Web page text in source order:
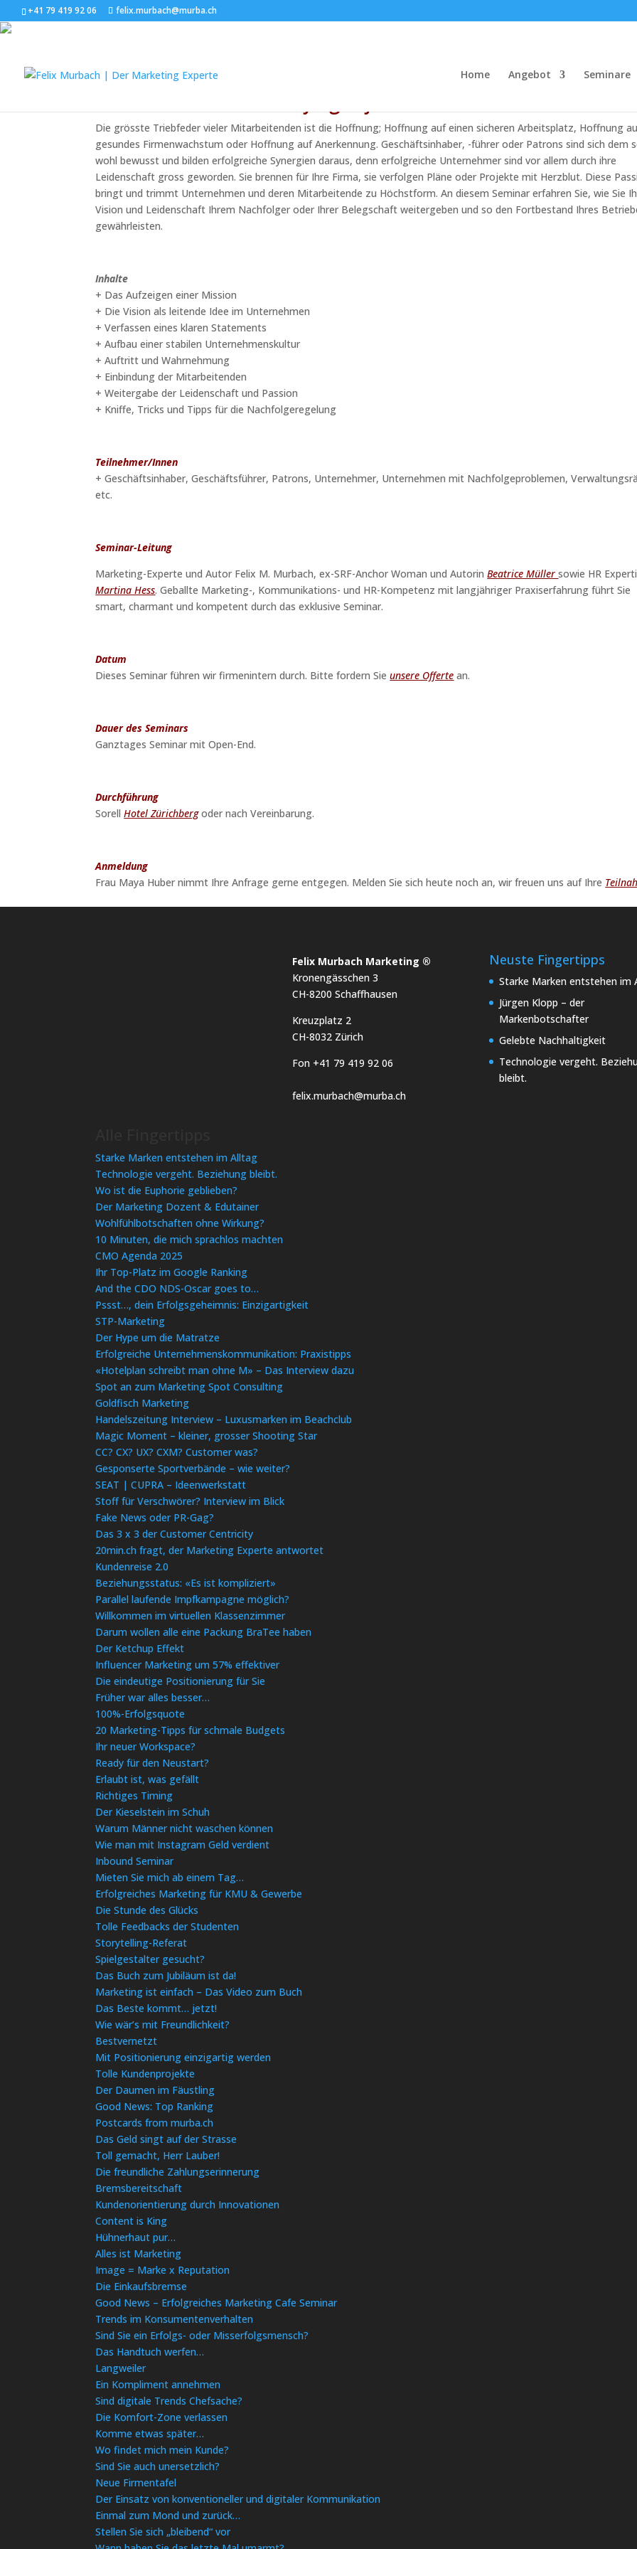
+41 79 419 92 06 felix.murbach@murba.ch
Home Angebot Seminare
Die grösste Triebfeder vieler Mitarbeitenden ist die Hoffnung; Hoffnung auf einen sicheren Arbeitsplatz, Hoffnung
gesundes Firmenwachstum oder Hoffnung auf Anerkennung. Geschäftsinhaber, -führer oder Patrons sind sich dem
wohl bewusst und bilden erfolgreiche Synergien daraus, denn erfolgreiche Unternehmer sind vor allem durch ihre
Leidenschaft gross geworden. Sie brennen für Ihre Firma, sie verfolgen Pläne oder Projekte mit Herzblut. Diese
bringt und trimmt Unternehmen und deren Mitarbeitende zu Höchstform. An diesem Seminar erfahren Sie, wie Sie
Vision und Leidenschaft Ihrem Nachfolger oder Ihrer Belegschaft weitergeben und so den Fortbestand Ihres
gewährleisten.
Inhalte
+ Das Aufzeigen einer Mission
+ Die Vision als leitende Idee im Unternehmen
+ Verfassen eines klaren Statements
+ Aufbau einer stabilen Unternehmenskultur
+ Auftritt und Wahrnehmung
+ Einbindung der Mitarbeitenden
+ Weitergabe der Leidenschaft und Passion
+ Kniffe, Tricks und Tipps für die Nachfolgeregelung
Teilnehmer/Innen
+ Geschäftsinhaber, Geschäftsführer, Patrons, Unternehmer, Unternehmen mit Nachfolgeproblemen,
etc.
Seminar-Leitung
Marketing-Experte und Autor Felix M. Murbach, ex-SRF-Anchor Woman und AutorinBeatrice Müllersowie HR
Martina Hess. Geballte Marketing-, Kommunikations- und HR-Kompetenz mit langjähriger Praxiserfahrung führt Sie
smart, charmant und kompetent durch das exklusive Seminar.
Datum
Dieses Seminar führen wir firmenintern durch. Bitte fordern Sieunsere Offerte an.
Dauer des Seminars
Ganztages Seminar mit Open-End.
Durchführung
SorellHotel Zürichbergoder nach Vereinbarung.
Anmeldung
Frau Maya Huber nimmt Ihre Anfrage gerne entgegen. Melden Sie sich heute noch an, wir freuen uns auf Ihre
Felix Murbach Marketing ®
Kronengässchen 3
CH-8200 Schaffhausen
Kreuzplatz 2
CH-8032 Zürich
Fon +41 79 419 92 06
felix.murbach@murba.ch
Neuste Fingertipps
Starke Marken entstehen im
Jürgen Klopp – der
Markenbotschafter
Gelebte Nachhaltigkeit
Technologie vergeht.
bleibt.
Starke Marken entstehen im Alltag
Technologie vergeht. Beziehung bleibt.
Wo ist die Euphorie geblieben?
Der Marketing Dozent & Edutainer
Wohlfühlbotschaften ohne Wirkung?
10 Minuten, die mich sprachlos machten
CMO Agenda 2025
Ihr Top-Platz im Google Ranking
And the CDO NDS-Oscar goes to…
Pssst…, dein Erfolgsgeheimnis: Einzigartigkeit
STP-Marketing
Der Hype um die Matratze
Erfolgreiche Unternehmenskommunikation: Praxistipps
«Hotelplan schreibt man ohne M» – Das Interview dazu
Spot an zum Marketing Spot Consulting
Goldfisch Marketing
Handelszeitung Interview – Luxusmarken im Beachclub
Magic Moment – kleiner, grosser Shooting Star
CC? CX? UX? CXM? Customer was?
Gesponserte Sportverbände – wie weiter?
SEAT | CUPRA – Ideenwerkstatt
Stoff für Verschwörer? Interview im Blick
Fake News oder PR-Gag?
Das 3 x 3 der Customer Centricity
20min.ch fragt, der Marketing Experte antwortet
Kundenreise 2.0
Beziehungsstatus: «Es ist kompliziert»
Parallel laufende Impfkampagne möglich?
Willkommen im virtuellen Klassenzimmer
Darum wollen alle eine Packung BraTee haben
Der Ketchup Effekt
Influencer Marketing um 57% effektiver
Die eindeutige Positionierung für Sie
Früher war alles besser…
100%-Erfolgsquote
20 Marketing-Tipps für schmale Budgets
Ihr neuer Workspace?
Ready für den Neustart?
Erlaubt ist, was gefällt
Richtiges Timing
Der Kieselstein im Schuh
Warum Männer nicht waschen können
Wie man mit Instagram Geld verdient
Inbound Seminar
Mieten Sie mich ab einem Tag…
Erfolgreiches Marketing für KMU & Gewerbe
Die Stunde des Glücks
Tolle Feedbacks der Studenten
Storytelling-Referat
Spielgestalter gesucht?
Das Buch zum Jubiläum ist da!
Marketing ist einfach – Das Video zum Buch
Das Beste kommt… jetzt!
Wie wär’s mit Freundlichkeit?
Bestvernetzt
Mit Positionierung einzigartig werden
Tolle Kundenprojekte
Der Daumen im Fäustling
Good News: Top Ranking
Postcards from murba.ch
Das Geld singt auf der Strasse
Toll gemacht, Herr Lauber!
Die freundliche Zahlungserinnerung
Bremsbereitschaft
Kundenorientierung durch Innovationen
Content is King
Hühnerhaut pur…
Alles ist Marketing
Image = Marke x Reputation
Die Einkaufsbremse
Good News – Erfolgreiches Marketing Cafe Seminar
Trends im Konsumentenverhalten
Sind Sie ein Erfolgs- oder Misserfolgsmensch?
Das Handtuch werfen…
Langweiler
Ein Kompliment annehmen
Sind digitale Trends Chefsache?
Die Komfort-Zone verlassen
Komme etwas später…
Wo findet mich mein Kunde?
Sind Sie auch unersetzlich?
Neue Firmentafel
Der Einsatz von konventioneller und digitaler Kommunikation
Einmal zum Mond und zurück…
Stellen Sie sich „bleibend“ vor